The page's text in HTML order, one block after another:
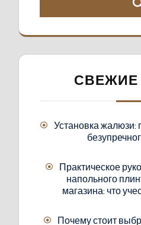
СВЕЖИЕ
Установка
Практическое
напольного
магазина: что
Почему стоит